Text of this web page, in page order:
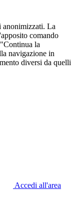
anonimizzati. La
comando
la
navigazione in
diversi da quelli
Accedi all'area